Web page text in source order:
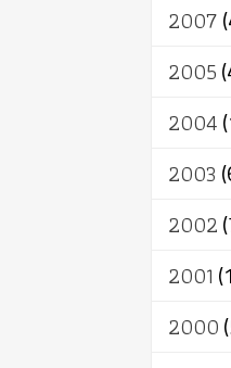
2007
2005
2004
2003
2002
2001
2000